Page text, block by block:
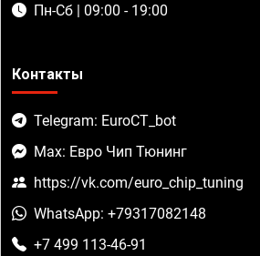
Пн-Сб | 09:00 - 19:00
Контакты
Telegram: EuroCT_bot
Max: Евро Чип Тюнинг
https://vk.com/euro_chip_tuning
WhatsApp: +79317082148
+7 499 113-46-91